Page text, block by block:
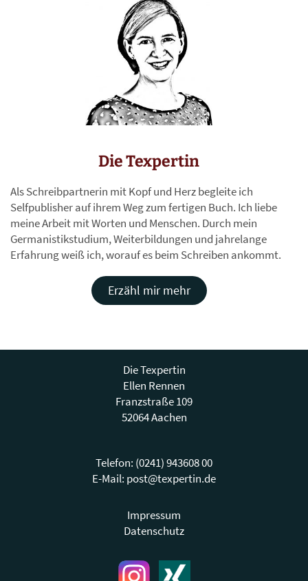
Die Texpertin
Als Schreibpartnerin mit Kopf und Herz begleite ich
Selfpublisher auf ihrem Weg zum fertigen Buch. Ich liebe
meine Arbeit mit Worten und Menschen. Durch mein
Germanistikstudium, Weiterbildungen und jahrelange
Erfahrung weiß ich, worauf es beim Schreiben ankommt.
Erzähl mir mehr
Die Texpertin
Ellen Rennen
Franzstraße 109
52064 Aachen
Telefon: (0241) 943608 00
E-Mail: post@texpertin.de
Impressum
Datenschutz